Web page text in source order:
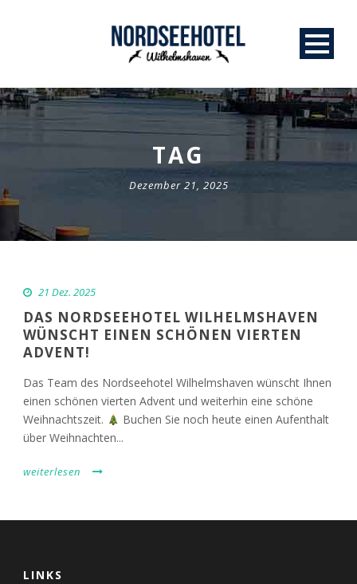
TAG
Dezember 21, 2025
21 Dez. 2025
DAS NORDSEEHOTEL WILHELMSHAVEN
WÜNSCHT EINEN SCHÖNEN VIERTEN
ADVENT!
Das Team des Nordseehotel Wilhelmshaven wünscht Ihnen
einen schönen vierten Advent und weiterhin eine schöne
Weihnachtszeit.
Buchen Sie noch heute einen Aufenthalt
über Weihnachten...
weiterlesen
LINKS